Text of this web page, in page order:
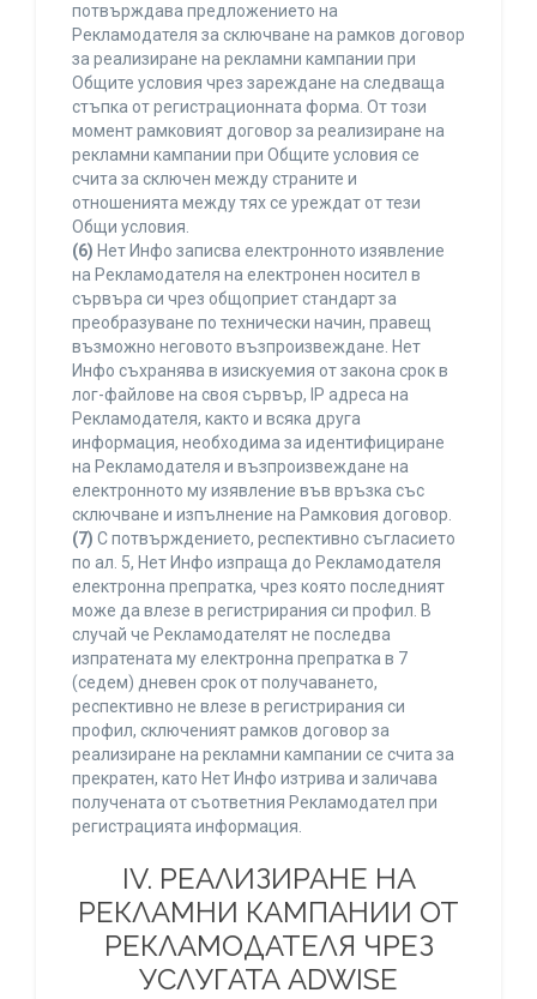
потвърждава предложението на
Рекламодателя за сключване на рамков договор
за реализиране на рекламни кампании при
Общите условия чрез зареждане на следваща
стъпка от регистрационната форма. От този
момент рамковият договор за реализиране на
рекламни кампании при Общите условия се
счита за сключен между страните и
отношенията между тях се уреждат от тези
Общи условия.
(6) Нет Инфо записва електронното изявление
на Рекламодателя на електронен носител в
сървъра си чрез общоприет стандарт за
преобразуване по технически начин, правещ
възможно неговото възпроизвеждане. Нет
Инфо съхранява в изискуемия от закона срок в
лог-файлове на своя сървър, IP адреса на
Рекламодателя, както и всяка друга
информация, необходима за идентифициране
на Рекламодателя и възпроизвеждане на
електронното му изявление във връзка със
сключване и изпълнение на Рамковия договор.
(7) С потвърждението, респективно съгласието
по ал. 5, Нет Инфо изпраща до Рекламодателя
електронна препратка, чрез която последният
може да влезе в регистрирания си профил. В
случай че Рекламодателят не последва
изпратената му електронна препратка в 7
(седем) дневен срок от получаването,
респективно не влезе в регистрирания си
профил, сключеният рамков договор за
реализиране на рекламни кампании се счита за
прекратен, като Нет Инфо изтрива и заличава
получената от съответния Рекламодател при
регистрацията информация.
IV. РЕАЛИЗИРАНЕ НА
РЕКЛАМНИ КАМПАНИИ ОТ
РЕКЛАМОДАТЕЛЯ ЧРЕЗ
УСЛУГАТА ADWISE